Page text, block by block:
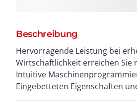
Beschreibung
Hervorragende Leistung bei
Wirtschaftlichkeit erreichen Sie
Intuitive
Eingebetteten Eigenschaften
Entwicklung Ihrer Maschine zu realisieren.
Upgrade auf Plattformen mit